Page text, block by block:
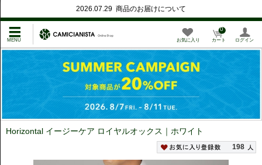
2026.07.29 商品のお届けについて
お気に入り カート
0
ログイン
Horizontal イージーケア ロイヤルオックス｜ホワイト
198